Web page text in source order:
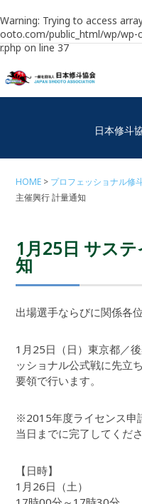
Warning: Trying to access
ooto.com/public_html/wp/
r.phpon line37
日本修斗
HOME プロフェッショナル修
主催興行 計量通知
1月25日 サス
知
出場選手ならびに関係各位
1月25日（日）東京都／
ッショナル公式戦に先立
要領で行います。
※2015年度ライセンス申
当日までに完了してくださ
【日時】
1月26日（土）